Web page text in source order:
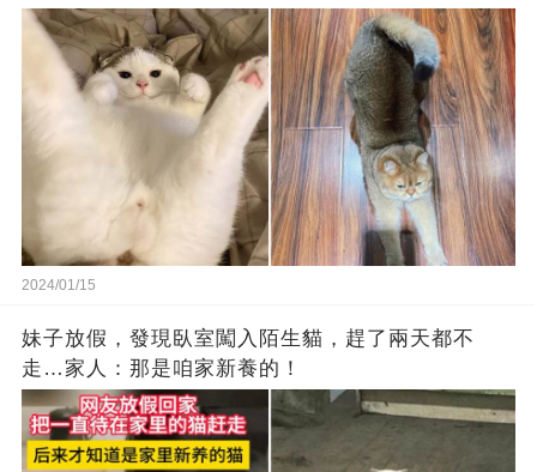
2024/01/15
妹子放假，發現臥室闖入陌生貓，趕了兩天都不
走…家人：那是咱家新養的！